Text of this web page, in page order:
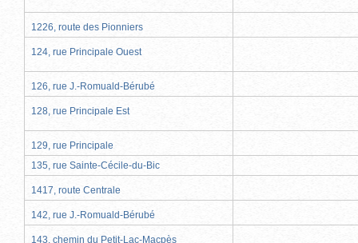
1226, route des Pionniers
124, rue Principale Ouest
126, rue J.-Romuald-Bérubé
128, rue Principale Est
129, rue Principale
135, rue Sainte-Cécile-du-Bic
1417, route Centrale
142, rue J.-Romuald-Bérubé
143, chemin du Petit-Lac-Macpès